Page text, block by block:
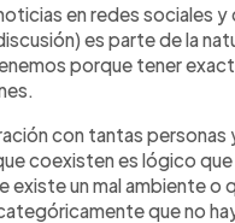
en redes sociales
es parte de la
porque tener
con tantas
coexisten es lógico
existe un mal ambiente o
que no